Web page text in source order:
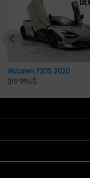
McLaren 720S 2020
319 995$